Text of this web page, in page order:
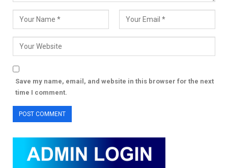
Save my name, email, and website in this browser for the next
time I comment.